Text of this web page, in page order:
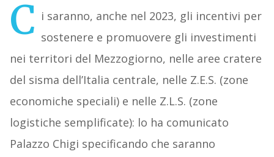
C i saranno, anche nel 2023, gli incentivi per
sostenere e promuovere gli investimenti
nei territori del Mezzogiorno, nelle aree cratere
del sisma dell’Italia centrale, nelle Z.E.S. (zone
economiche speciali) e nelle Z.L.S. (zone
logistiche semplificate): lo ha comunicato
Palazzo Chigi specificando che saranno